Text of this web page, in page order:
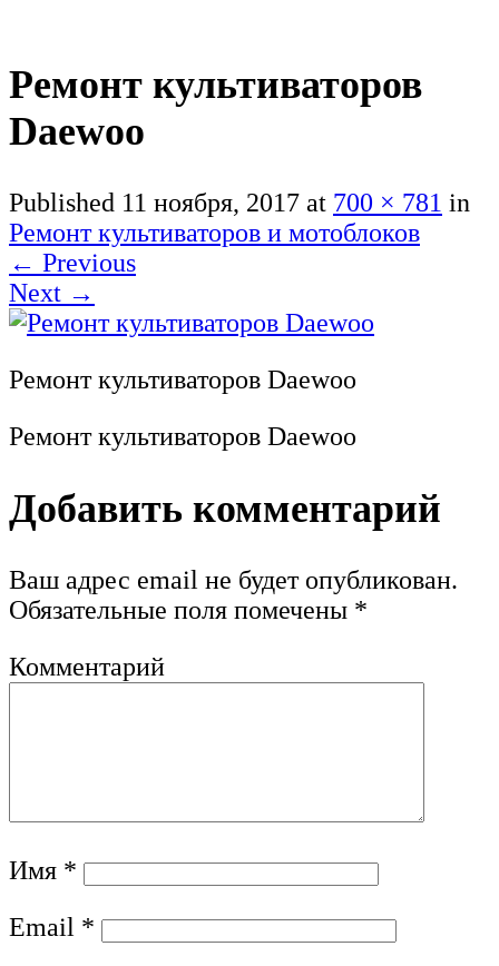
Ремонт культиваторов
Daewoo
Published 11 ноября, 2017 at 700 × 781 in
Ремонт культиваторов и мотоблоков
← Previous
Next →
Ремонт культиваторов Daewoo
Ремонт культиваторов Daewoo
Добавить комментарий
Ваш адрес email не будет опубликован.
Обязательные поля помечены *
Комментарий
Имя *
Email *